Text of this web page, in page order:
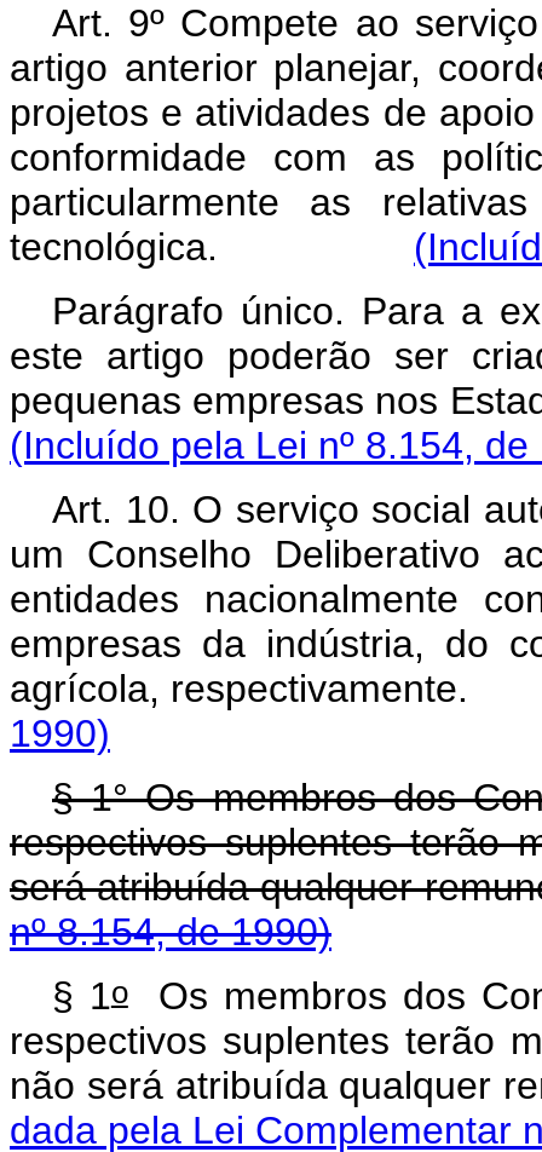
Art. 9º Compete ao
artigo anterior planejar,
projetos e atividades de
conformidade com as
particularmente as
tecnológica.
Parágrafo único. Para a
este artigo poderão ser
pequenas empresas
(Incluído pela Lei nº 8.154, de
Art. 10. O serviço social
um Conselho Deliberativo
entidades nacionalmente
empresas da indústria, do
agrícola,
1990)
§ 1° Os membros dos
respectivos suplentes terão
será atribuída qualquer
nº 8.154, de 1990)
§ 1oOs membros dos
respectivos suplentes terão
não será atribuída
dada pela Lei Complementar